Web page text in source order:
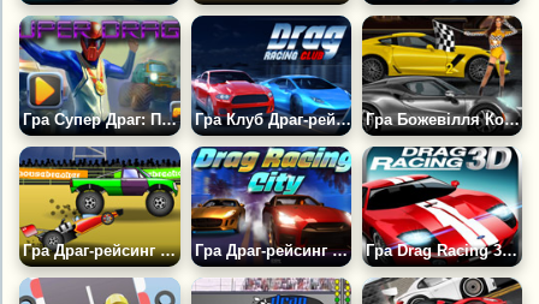
Гра Супер Драг: Перемикай Передачі Гра Клуб Драг-рейсингу Гра Божевілля Коробки Передач
Гра Драг-рейсинг Демон Гра Драг-рейсинг у Місті Гра Drag Racing 3D: Ford Mustang